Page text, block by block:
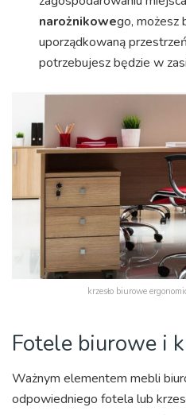
narożnikowego, możesz
uporządkowaną
potrzebujesz będzie w
krzesło biurowe
Fotele biurowe i
Ważnym elementem mebli
odpowiedniego fotela lub